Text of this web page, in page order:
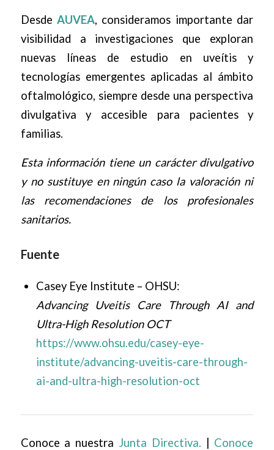
DesdeAUVEA, consideramos importante dar
visibilidad a investigaciones que exploran
nuevas líneas de estudio en uveítis y
tecnologías emergentes aplicadas al ámbito
oftalmológico, siempre desde una perspectiva
divulgativa y accesible para pacientes y
familias.
Esta información tiene un carácter divulgativo
y no sustituye en ningún caso la valoración ni
las recomendaciones de los profesionales
sanitarios.
Fuente
Casey Eye Institute – OHSU:
Advancing Uveitis Care Through AI and
Ultra-High Resolution OCT
https://www.ohsu.edu/casey-eye-
institute/advancing-uveitis-care-through-
ai-and-ultra-high-resolution-oct
Conoce a nuestra Junta Directiva.
Conoce